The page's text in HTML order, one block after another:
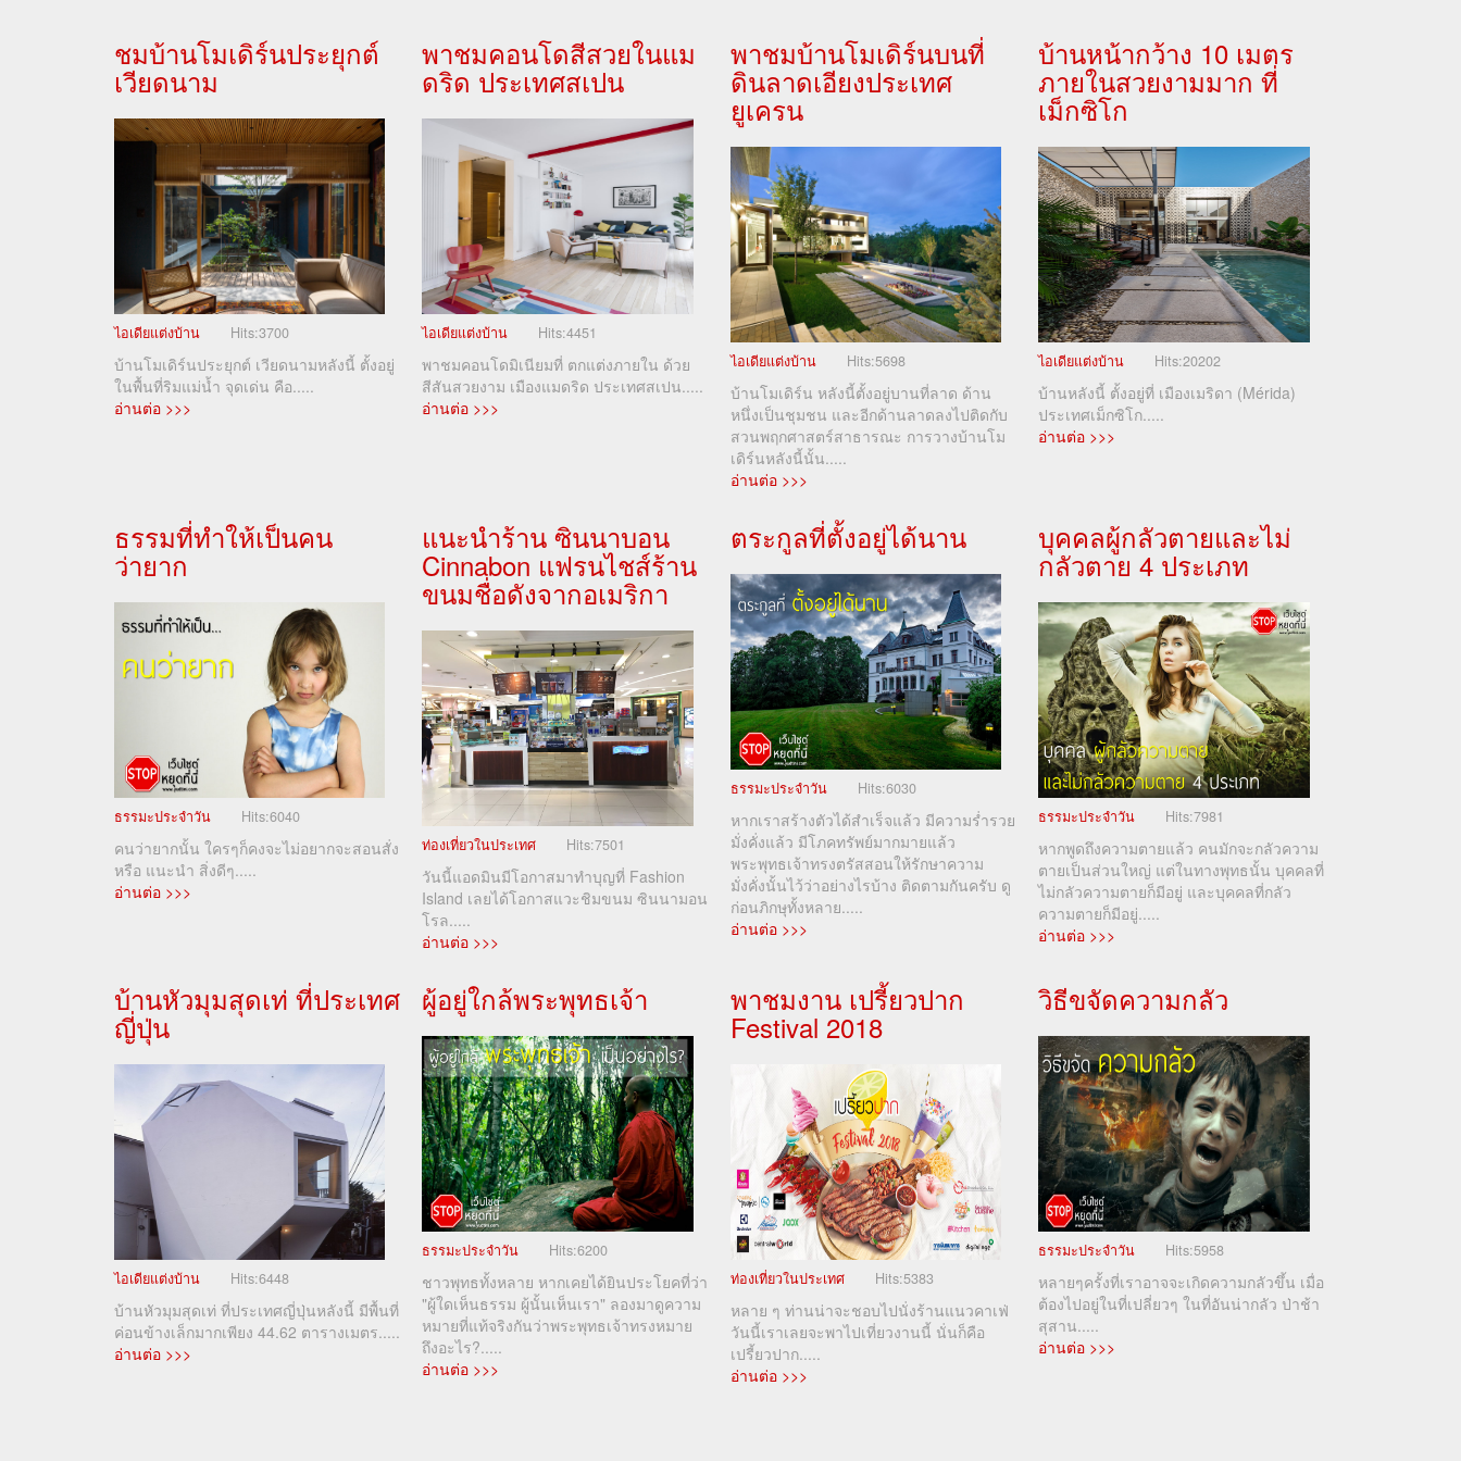
ชมบ้านโมเดิร์นประยุกต์
เวียดนาม
ไอเดียแต่งบ้าน Hits:3700
บ้านโมเดิร์นประยุกต์ เวียดนามหลังนี้ ตั้งอยู่
ในพื้นที่ริมแม่น้ำ จุดเด่น คือ.....
อ่านต่อ >>>
พาชมคอนโดสีสวยในแม
ดริด ประเทศสเปน
ไอเดียแต่งบ้าน Hits:4451
พาชมคอนโดมิเนียมที่ ตกแต่งภายใน ด้วย
สีสันสวยงาม เมืองแมดริด ประเทศสเปน.....
อ่านต่อ >>>
พาชมบ้านโมเดิร์นบนที่
ดินลาดเอียงประเทศ
ยูเครน
ไอเดียแต่งบ้าน Hits:5698
บ้านโมเดิร์น หลังนี้ตั้งอยู่บานที่ลาด ด้าน
หนึ่งเป็นชุมชน และอีกด้านลาดลงไปติดกับ
สวนพฤกศาสตร์สาธารณะ การวางบ้านโม
เดิร์นหลังนี้นั้น.....
อ่านต่อ >>>
บ้านหน้ากว้าง 10 เมตร
ภายในสวยงามมาก ที่
เม็กซิโก
ไอเดียแต่งบ้าน Hits:20202
บ้านหลังนี้ ตั้งอยู่ที่ เมืองเมริดา (Mérida)
ประเทศเม็กซิโก.....
อ่านต่อ >>>
ธรรมที่ทำให้เป็นคน
ว่ายาก
ธรรมะประจำวัน Hits:6040
คนว่ายากนั้น ใครๆก็คงจะไม่อยากจะสอนสั่ง
หรือ แนะนำ สิ่งดีๆ.....
อ่านต่อ >>>
แนะนำร้าน ซินนาบอน
Cinnabon แฟรนไชส์ร้าน
ขนมชื่อดังจากอเมริกา
ท่องเที่ยวในประเทศ Hits:7501
วันนี้แอดมินมีโอกาสมาทำบุญที่ Fashion
Island เลยได้โอกาสแวะชิมขนม ซินนามอน
โรล.....
อ่านต่อ >>>
ตระกูลที่ตั้งอยู่ได้นาน
ธรรมะประจำวัน Hits:6030
หากเราสร้างตัวได้สำเร็จแล้ว มีความร่ำรวย
มั่งคั่งแล้ว มีโภคทรัพย์มากมายแล้ว
พระพุทธเจ้าทรงตรัสสอนให้รักษาความ
มั่งคั่งนั้นไว้ว่าอย่างไรบ้าง ติดตามกันครับ ดู
ก่อนภิกษุทั้งหลาย.....
อ่านต่อ >>>
บุคคลผู้กลัวตายและไม่
กลัวตาย 4 ประเภท
ธรรมะประจำวัน Hits:7981
หากพูดถึงความตายแล้ว คนมักจะกลัวความ
ตายเป็นส่วนใหญ่ แต่ในทางพุทธนั้น บุคคลที่
ไม่กลัวความตายก็มีอยู่ และบุคคลที่กลัว
ความตายก็มีอยู่.....
อ่านต่อ >>>
บ้านหัวมุมสุดเท่ ที่ประเทศ
ญี่ปุ่น
ไอเดียแต่งบ้าน Hits:6448
บ้านหัวมุมสุดเท่ ที่ประเทศญี่ปุ่นหลังนี้ มีพื้นที่
ค่อนข้างเล็กมากเพียง 44.62 ตารางเมตร.....
อ่านต่อ >>>
ผู้อยู่ใกล้พระพุทธเจ้า
ธรรมะประจำวัน Hits:6200
ชาวพุทธทั้งหลาย หากเคยได้ยินประโยคที่ว่า
"ผู้ใดเห็นธรรม ผู้นั้นเห็นเรา" ลองมาดูความ
หมายที่แท้จริงกันว่าพระพุทธเจ้าทรงหมาย
ถึงอะไร?.....
อ่านต่อ >>>
พาชมงาน เปรี้ยวปาก
Festival 2018
ท่องเที่ยวในประเทศ Hits:5383
หลาย ๆ ท่านน่าจะชอบไปนั่งร้านแนวคาเฟ่
วันนี้เราเลยจะพาไปเที่ยวงานนี้ นั่นก็คือ
เปรี้ยวปาก.....
อ่านต่อ >>>
วิธีขจัดความกลัว
ธรรมะประจำวัน Hits:5958
หลายๆครั้งที่เราอาจจะเกิดความกลัวขึ้น เมื่อ
ต้องไปอยู่ในที่เปลี่ยวๆ ในที่อันน่ากลัว ป่าช้า
สุสาน.....
อ่านต่อ >>>